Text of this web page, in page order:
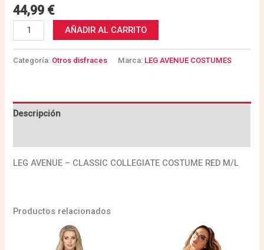
44,99 €
AÑADIR AL CARRITO
Categoría: Otros disfraces Marca: LEG AVENUE COSTUMES
Descripción
LEG AVENUE – CLASSIC COLLEGIATE COSTUME RED M/L
Productos relacionados